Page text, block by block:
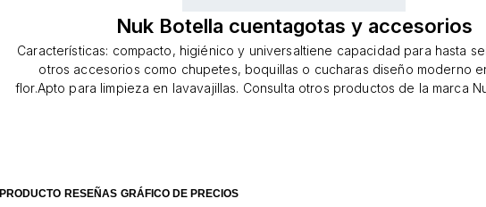
Nuk Botella cuentagotas y accesorios
Características: compacto, higiénico y universaltiene capacidad para hasta
otros accesorios como chupetes, boquillas o cucharas diseño moderno
flor.Apto para limpieza en lavavajillas. Consulta otros productos de la marca
RESEÑAS GRÁFICO DE PRECIOS